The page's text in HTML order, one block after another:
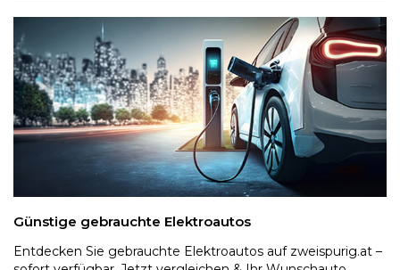
Günstige gebrauchte Elektroautos
Entdecken Sie gebrauchte Elektroautos auf zweispurig.at –